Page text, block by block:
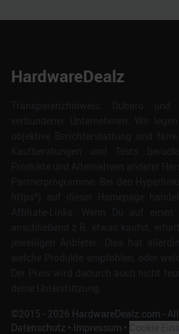
HardwareDealz
©2015 - 2026 HardwareDealz.com -
Datenschutz • Impressum •